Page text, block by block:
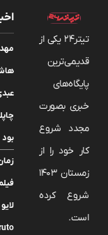
تیتر24 یکی از
قدیمی‌ترین
پایگاه‌های
خبری بصورت
مجدد شروع
کار خود را از
زمستان 1403
شروع کرده
است.
بود